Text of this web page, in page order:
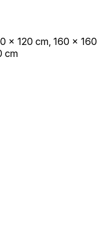
x 120 cm, 160 x 160
cm